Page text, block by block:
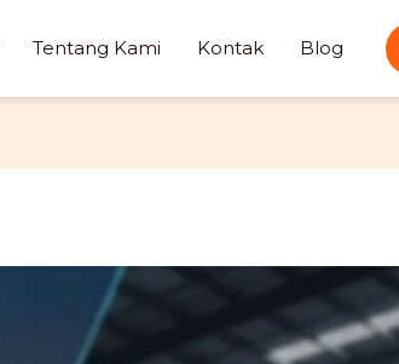
Tentang Kami Kontak Blog